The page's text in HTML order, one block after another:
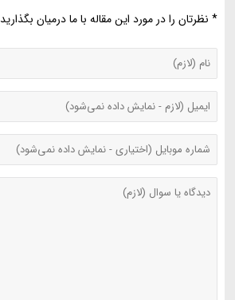
* نظرتان را در مورد این مقاله با ما درمیان بگذارید